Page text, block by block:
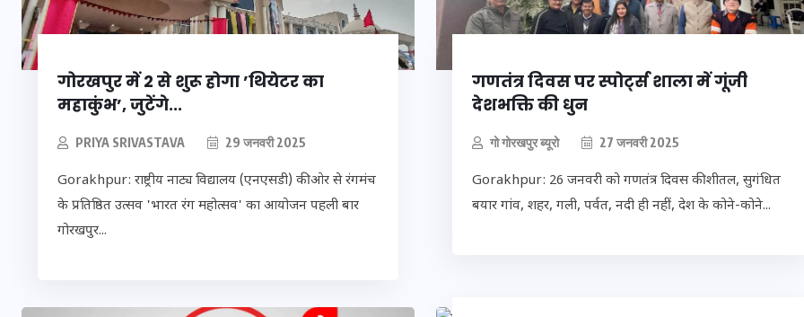
गोरखपुर में 2 से शुरू होगा ​’थियेटर का
महाकुंभ’, जुटेंगे...
PRIYA SRIVASTAVA 29 जनवरी 2025
Gorakhpur: राष्ट्रीय नाट्य विद्यालय (एनएसडी) की ओर से रंगमंच
के प्रतिष्ठित उत्सव 'भारत रंग महोत्सव' का आयोजन पहली बार
गोरखपुर...
गणतंत्र दिवस पर स्पोर्ट्स शाला में गूंजी
देशभक्ति की धुन
गो गोरखपुर ब्यूरो 27 जनवरी 2025
Gorakhpur: 26 जनवरी को गणतंत्र दिवस की शीतल, सुगंधित
बयार गांव, शहर, गली, पर्वत, नदी ही नहीं, देश के कोने-कोने...
19 सितम्बर 2024 19 सितम्बर 2024